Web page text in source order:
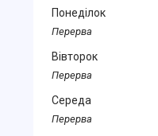
Понеділок
Вівторок
Середа